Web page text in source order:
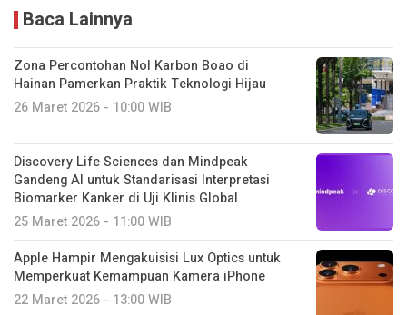
Baca Lainnya
Zona Percontohan Nol Karbon Boao di
Hainan Pamerkan Praktik Teknologi Hijau
26 Maret 2026 - 10:00 WIB
Discovery Life Sciences dan Mindpeak
Gandeng AI untuk Standarisasi Interpretasi
Biomarker Kanker di Uji Klinis Global
25 Maret 2026 - 11:00 WIB
Apple Hampir Mengakuisisi Lux Optics untuk
Memperkuat Kemampuan Kamera iPhone
22 Maret 2026 - 13:00 WIB